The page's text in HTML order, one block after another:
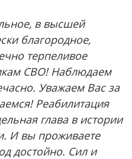
в высшей
благородное,
терпеливое
СВО! Наблюдаем
Уважаем Вас за
Реабилитация
глава в истории
И вы проживаете
достойно. Сил и